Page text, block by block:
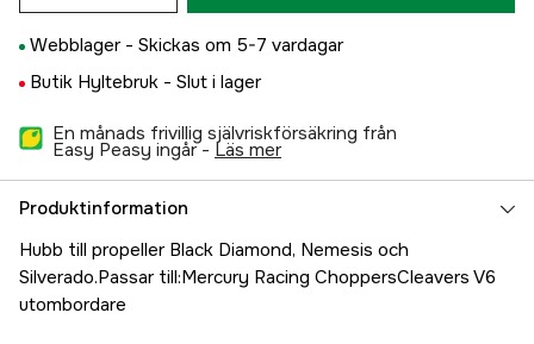
Webblager - Skickas om 5-7 vardagar
Butik Hyltebruk - Slut i lager
En månads frivillig självriskförsäkring från
Easy Peasy ingår - läs mer
Produktinformation
Hubb till propeller Black Diamond, Nemesis och
Silverado.Passar till:Mercury Racing ChoppersCleavers V6
utombordare